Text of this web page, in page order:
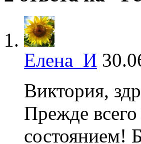
Елена_И
Виктория,
Прежде
состоянием!